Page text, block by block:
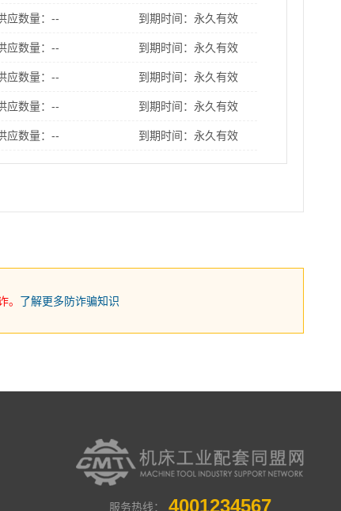
到期时间：永久有效
应数量：--
到期时间：永久有效
应数量：--
到期时间：永久有效
应数量：--
到期时间：永久有效
应数量：--
到期时间：永久有效
应数量：--
。 了解更多防诈骗知识
服务热线： 4001234567